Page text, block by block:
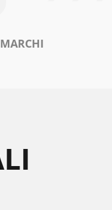
MARCHI